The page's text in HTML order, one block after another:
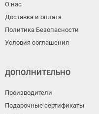
О нас
Доставка и оплата
Политика Безопасности
Условия соглашения
ДОПОЛНИТЕЛЬНО
Производители
Подарочные сертификаты